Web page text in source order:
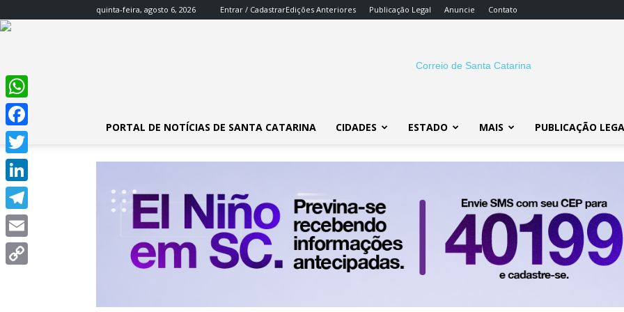
quinta-feira, agosto 6, 2026 Entrar / CadastrarEdições Anteriores Publicação Legal Anuncie Contato
SC
PORTAL DE NOTÍCIAS DE SANTA CATARINA CIDADES ESTADO MAIS PUBLICAÇÃO
WhatsApp
Facebook
Twitter
LinkedIn
Telegram
Email